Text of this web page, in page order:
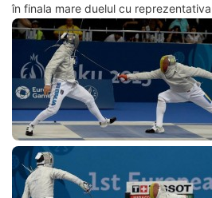
în finala mare duelul cu